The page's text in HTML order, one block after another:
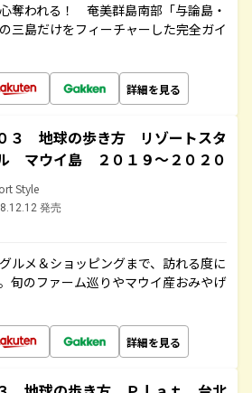
奪われる！ 奄美群島南部「与論島・
三島だけをフィーチャーした完全ガイ
詳細を見る
３ 地球の歩き方 リゾートスタ
マウイ島 ２０１９～２０２０
Style
発売
ルメ＆ショッピングまで、訪れる度に
旬のファーム巡りやマウイ産おみやげ
詳細を見る